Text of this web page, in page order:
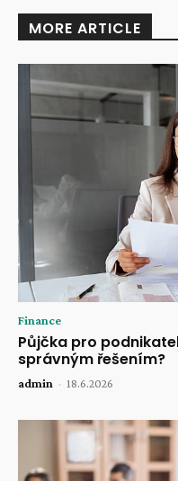
MORE ARTICLE
Finance
Půjčka pro
správným řešením?
admin - 18.6.2026